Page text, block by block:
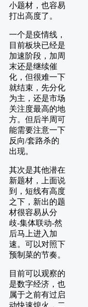
小题材，也容易
打出高度了。
一个是疫情线，
目前板块已经是
加速阶段，加周
末还是继续催
化，但很难一下
就结束，先分化
为主，还是市场
关注度最高的地
方。但后半周可
能需要注意一下
反向/套路杀的
出现。
其次是其他潜在
新题材，上面说
到，短线有高度
之下，新出的题
材很容易从分
歧-集体联动-然
后马上进入加
速。可以对照下
预制菜的节奏。
目前可以观察的
是数字经济，也
属于之前有过启
动快速熄火，二